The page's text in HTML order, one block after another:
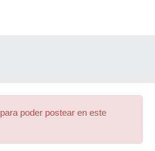
para poder postear en este